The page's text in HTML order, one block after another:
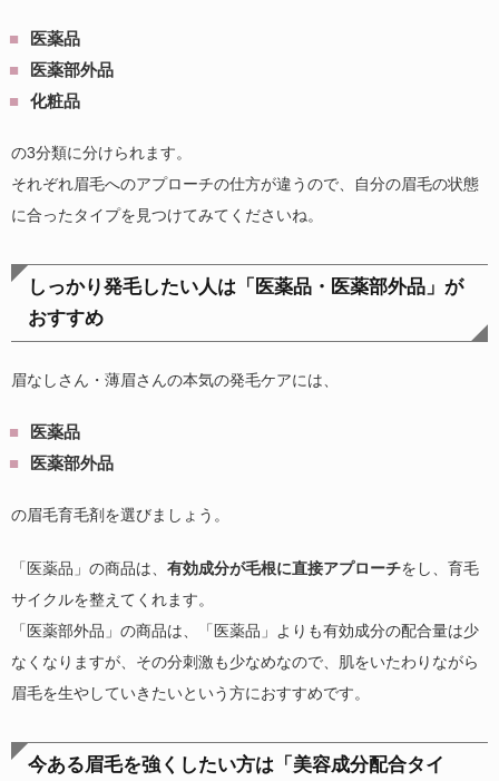
医薬品
医薬部外品
化粧品
の3分類に分けられます。
それぞれ眉毛へのアプローチの仕方が違うので、自分の眉毛の状態
に合ったタイプを見つけてみてくださいね。
しっかり発毛したい人は「医薬品・医薬部外品」が
おすすめ
眉なしさん・薄眉さんの本気の発毛ケアには、
医薬品
医薬部外品
の眉毛育毛剤を選びましょう。
「医薬品」の商品は、 有効成分が毛根に直接アプローチをし、育毛
サイクルを整えてくれます。
「医薬部外品」の商品は、「医薬品」よりも有効成分の配合量は少
なくなりますが、その分刺激も少なめなので、肌をいたわりながら
眉毛を生やしていきたいという方におすすめです。
今ある眉毛を強くしたい方は「美容成分配合タイ